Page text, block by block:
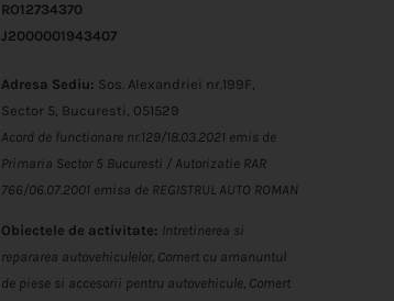
RO12734370
J2000001943407
Adresa Sediu: Sos. Alexandriei nr.199F,
Sector 5, Bucuresti, 051529
Acord de functionare nr.129/18.03.2021 emis de
Primaria Sector 5 Bucuresti / Autorizatie RAR
766/06.07.2001 emisa de REGISTRUL AUTO ROMAN
Obiectele de activitate: Intretinerea si
repararea autovehiculelor, Comert cu amanuntul
de piese si accesorii pentru autovehicule, Comert